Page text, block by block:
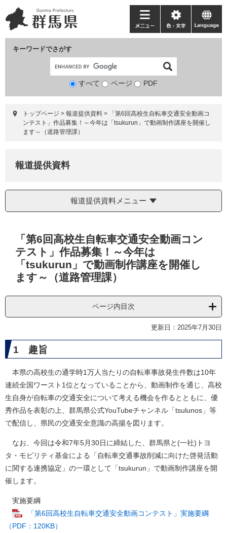
ー
ジ
ニ
ュ
て
キーワードでさがす
検
象
すべて ページ PDF
メ
ニ
ー
色・
文
language
トップページ > 報道提供資料 >
「第6回高校生自転車交通安全動画コ
ンテスト」作品募集！～今年は「tsukurun」で動画制作講座を開催し
ます～（道路管理課）
報道提供資料
報道提供資料メニュー
「第6回高校生自転車交通安全動画コン
テスト」作品募集！～今年は
「tsukurun」で動画制作講座を開催し
ます～（道路管理課）
ページ内目次
更新日：2025年7月30日
1 趣旨
本県の高校生の通学時1万人当たりの自転車事故発生件数は10年
連続全国ワースト1位となっていることから、動画制作を通じ、高校
生自身が自転車の交通安全について考える機会を作るとともに、優
秀作品を表彰の上、群馬県公式YouTubeチャンネル「tsulunos」等
で配信し、県民の交通安全意識の高揚を図ります。
なお、今回は令和7年5月30日に締結した、群馬県と(一社)トヨ
タ・モビリティ基金による「自転車交通事故削減に向けた啓発活動
に関する連携協定」の一環として「tsukurun」で動画制作講座を開
催します。
実施要綱
「第6回高校生自転車交通安全動画コンテスト」実施要綱
（PDF：120KB）